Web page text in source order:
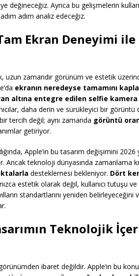
değineceğiz. Ayrıca bu gelişmelerin
adım analiz edeceğiz.
Ekran Deneyimi ile
uzun zamandır görünüm ve estetik
ekranın neredeyse tamamını
altına entegre edilen selfie kamera
daha derin ve sürükleyici bir
tercih değil; aynı zamanda görüntü
getiriyor.
Apple’ın bu tasarım değişimini 2026
Ancak teknoloji dünyasında
desteklemesi bekleniyor. Dört
estetik olarak değil, kullanıcı tutuşu
standartlarını yeniden belirleyeceğini
Teknolojik
ibaret değildir. Apple’ın bu